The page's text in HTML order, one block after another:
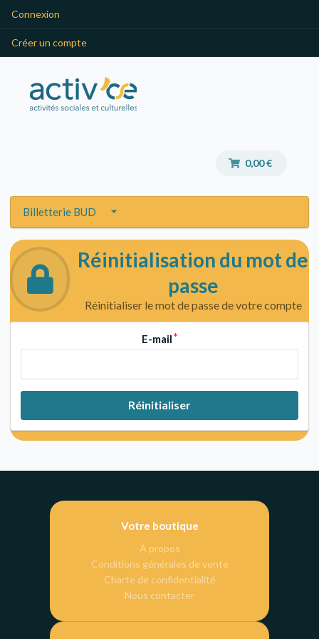
Connexion
Créer un compte
0,00 €
Billetterie BUD
Réinitialisation du mot de
passe
Réinitialiser le mot de passe de votre compte
E-mail
Réinitialiser
Votre boutique
À propos
Conditions générales de vente
Charte de confidentialité
Nous contacter